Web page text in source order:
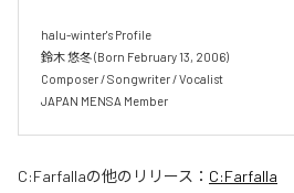
halu-winter's Profile
鈴木 悠冬 (Born February 13, 2006)
Composer / Songwriter / Vocalist
JAPAN MENSA Member
C:Farfallaの他のリリース： C:Farfalla